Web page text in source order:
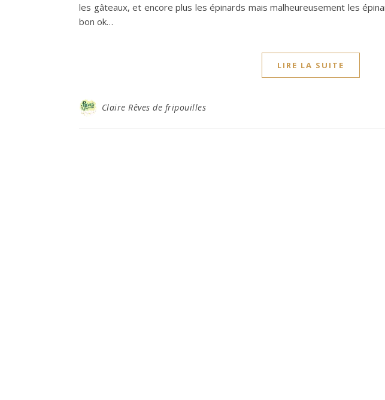
les gâteaux, et encore plus les épinards mais malheureusement les
bon ok…
LIRE LA SUITE
Claire Rêves de fripouilles